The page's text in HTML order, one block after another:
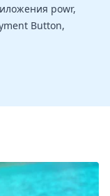
powr,
Button,